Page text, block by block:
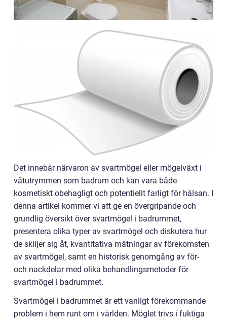
Det innebär närvaron av svartmögel eller mögelväxt i
våtutrymmen som badrum och kan vara både
kosmetiskt obehagligt och potentiellt farligt för hälsan. I
denna artikel kommer vi att ge en övergripande och
grundlig översikt över svartmögel i badrummet,
presentera olika typer av svartmögel och diskutera hur
de skiljer sig åt, kvantitativa mätningar av förekomsten
av svartmögel, samt en historisk genomgång av för-
och nackdelar med olika behandlingsmetoder för
svartmögel i badrummet.
Svartmögel i badrummet är ett vanligt förekommande
problem i hem runt om i världen. Möglet trivs i fuktiga